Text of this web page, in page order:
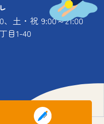
土・祝 9:00～21:00
目1-40